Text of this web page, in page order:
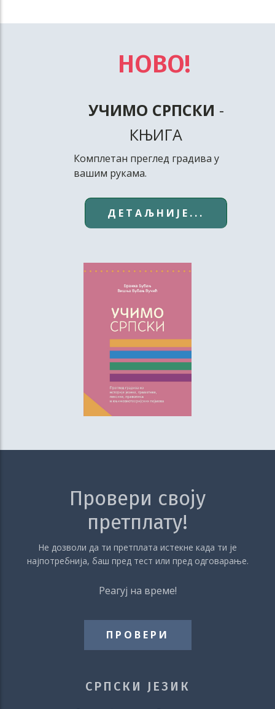
НОВО!
УЧИМО СРПСКИ -
КЊИГА
Комплетан преглед градива у
вашим рукама.
ДЕТАЉНИЈЕ...
Провери своју
претплату!
Не дозволи да ти претплата истекне када ти је
најпотребнија, баш пред тест или пред одговарање.
Реагуј на време!
ПРОВЕРИ
СРПСКИ ЈЕЗИК